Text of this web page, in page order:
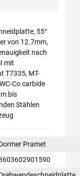
55°
von 12.7mm,
nach
mit
T7335, MT-
Co carbide
bis
Stählen
Pramet